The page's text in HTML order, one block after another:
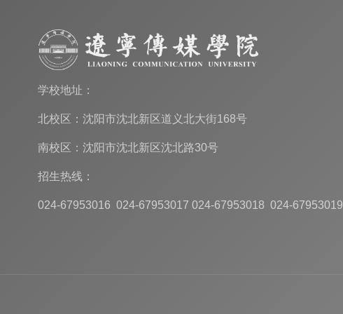
学校地址：
北校区：沈阳市沈北新区道义北大街168号
南校区：沈阳市沈北新区沈北路30号
招生热线：
024-67953016 024-67953017 024-67953018 024-67953019